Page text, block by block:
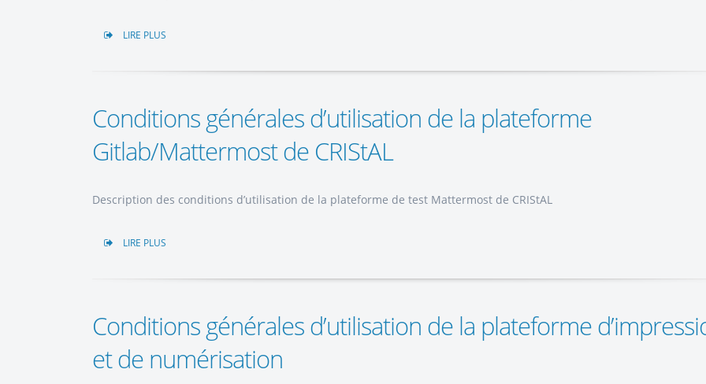
LIRE PLUS
Conditions générales d’utilisation de la plateforme
Gitlab/Mattermost de CRIStAL
Description des conditions d’utilisation de la plateforme de test Mattermost de CRIStAL
LIRE PLUS
Conditions générales d’utilisation de la plateforme
et de numérisation